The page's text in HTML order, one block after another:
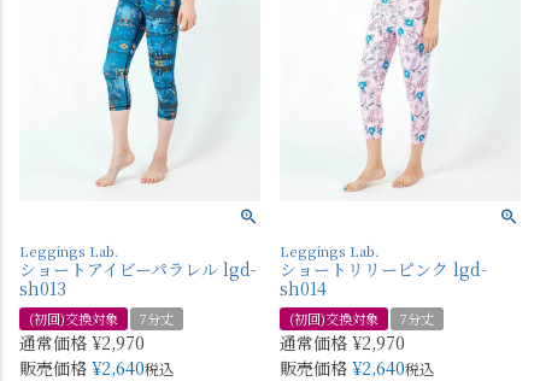
Leggings Lab.
ショートアイビーパラレル lgd-
sh013
(初回)交換対象 7分丈
通常価格 ¥2,970
販売価格 ¥2,640税込
Leggings Lab.
ショートリリーピンク lgd-
sh014
(初回)交換対象 7分丈
通常価格 ¥2,970
販売価格 ¥2,640税込